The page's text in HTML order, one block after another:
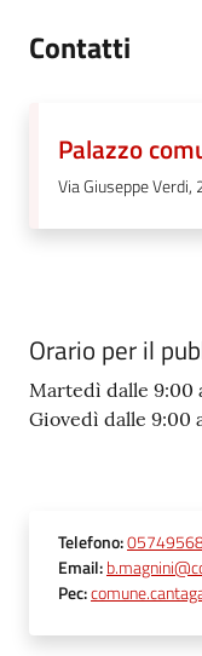
Contatti
Palazzo
Via Giuseppe
Orario per il
Martedì dalle 9:00
Giovedì dalle 9:00
Telefono:
Email:
Pec: